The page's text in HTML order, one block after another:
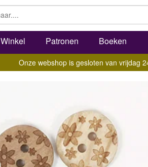
Winkel Patronen Boeken
Onze webshop is gesloten van vrijdag